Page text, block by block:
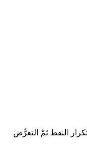
النفط ثمَّ التعرُّض